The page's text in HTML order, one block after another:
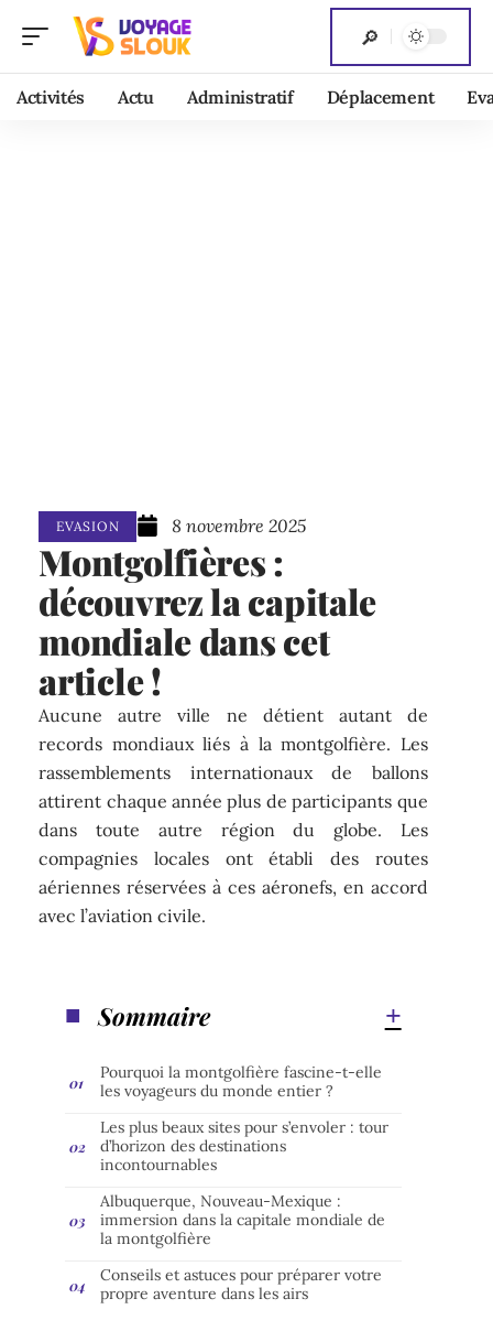
Activités Actu Administratif Déplacement
EVASION 8 novembre 2025
Montgolfières :
découvrez la capitale
mondiale dans cet
article !
Aucune autre ville ne détient autant de
records mondiaux liés à la montgolfière. Les
rassemblements internationaux de ballons
attirent chaque année plus de participants que
dans toute autre région du globe. Les
compagnies locales ont établi des routes
aériennes réservées à ces aéronefs, en accord
avec l’aviation civile.
Sommaire
Pourquoi la montgolfière fascine-t-elle
les voyageurs du monde entier ?
Les plus beaux sites pour s’envoler : tour
d’horizon des destinations
incontournables
Albuquerque, Nouveau-Mexique :
immersion dans la capitale mondiale de
la montgolfière
Conseils et astuces pour préparer votre
propre aventure dans les airs